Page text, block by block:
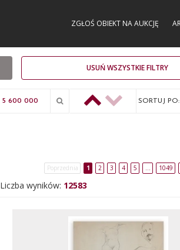
ZGŁOŚ OBIEKT NA AUKCJĘ
USUŃ WSZYSTKIE FILTRY
SORTUJ PO:
Poprzednia 1 2 3 4 5 … 1049
Liczba wyników: 12583